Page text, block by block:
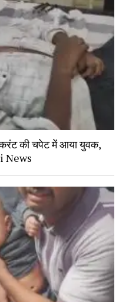
की चपेट में आया युवक,
News